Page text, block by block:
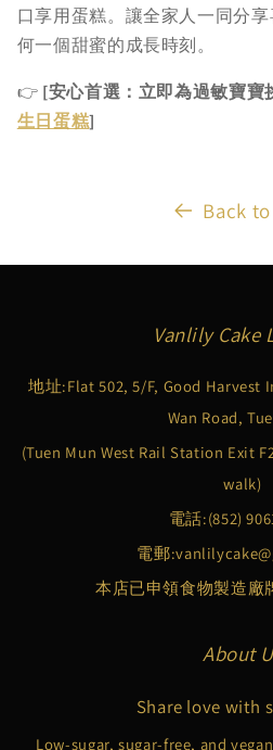
口享用蛋糕。讓全家人一同分
何一個甜蜜的成長時刻。
👉 [安心首選：立即為過敏寶寶
生日蛋糕]
Back
Vanlily Cake
地址:Flat 502, 5/F, Good Harvest
Wan Road,
(Tuen Mun West Rail Station Exit
walk)
電話:(852)
電郵:
本店已申領食物製造廠
About
Share love with
Low-sugar, sugar-free, and